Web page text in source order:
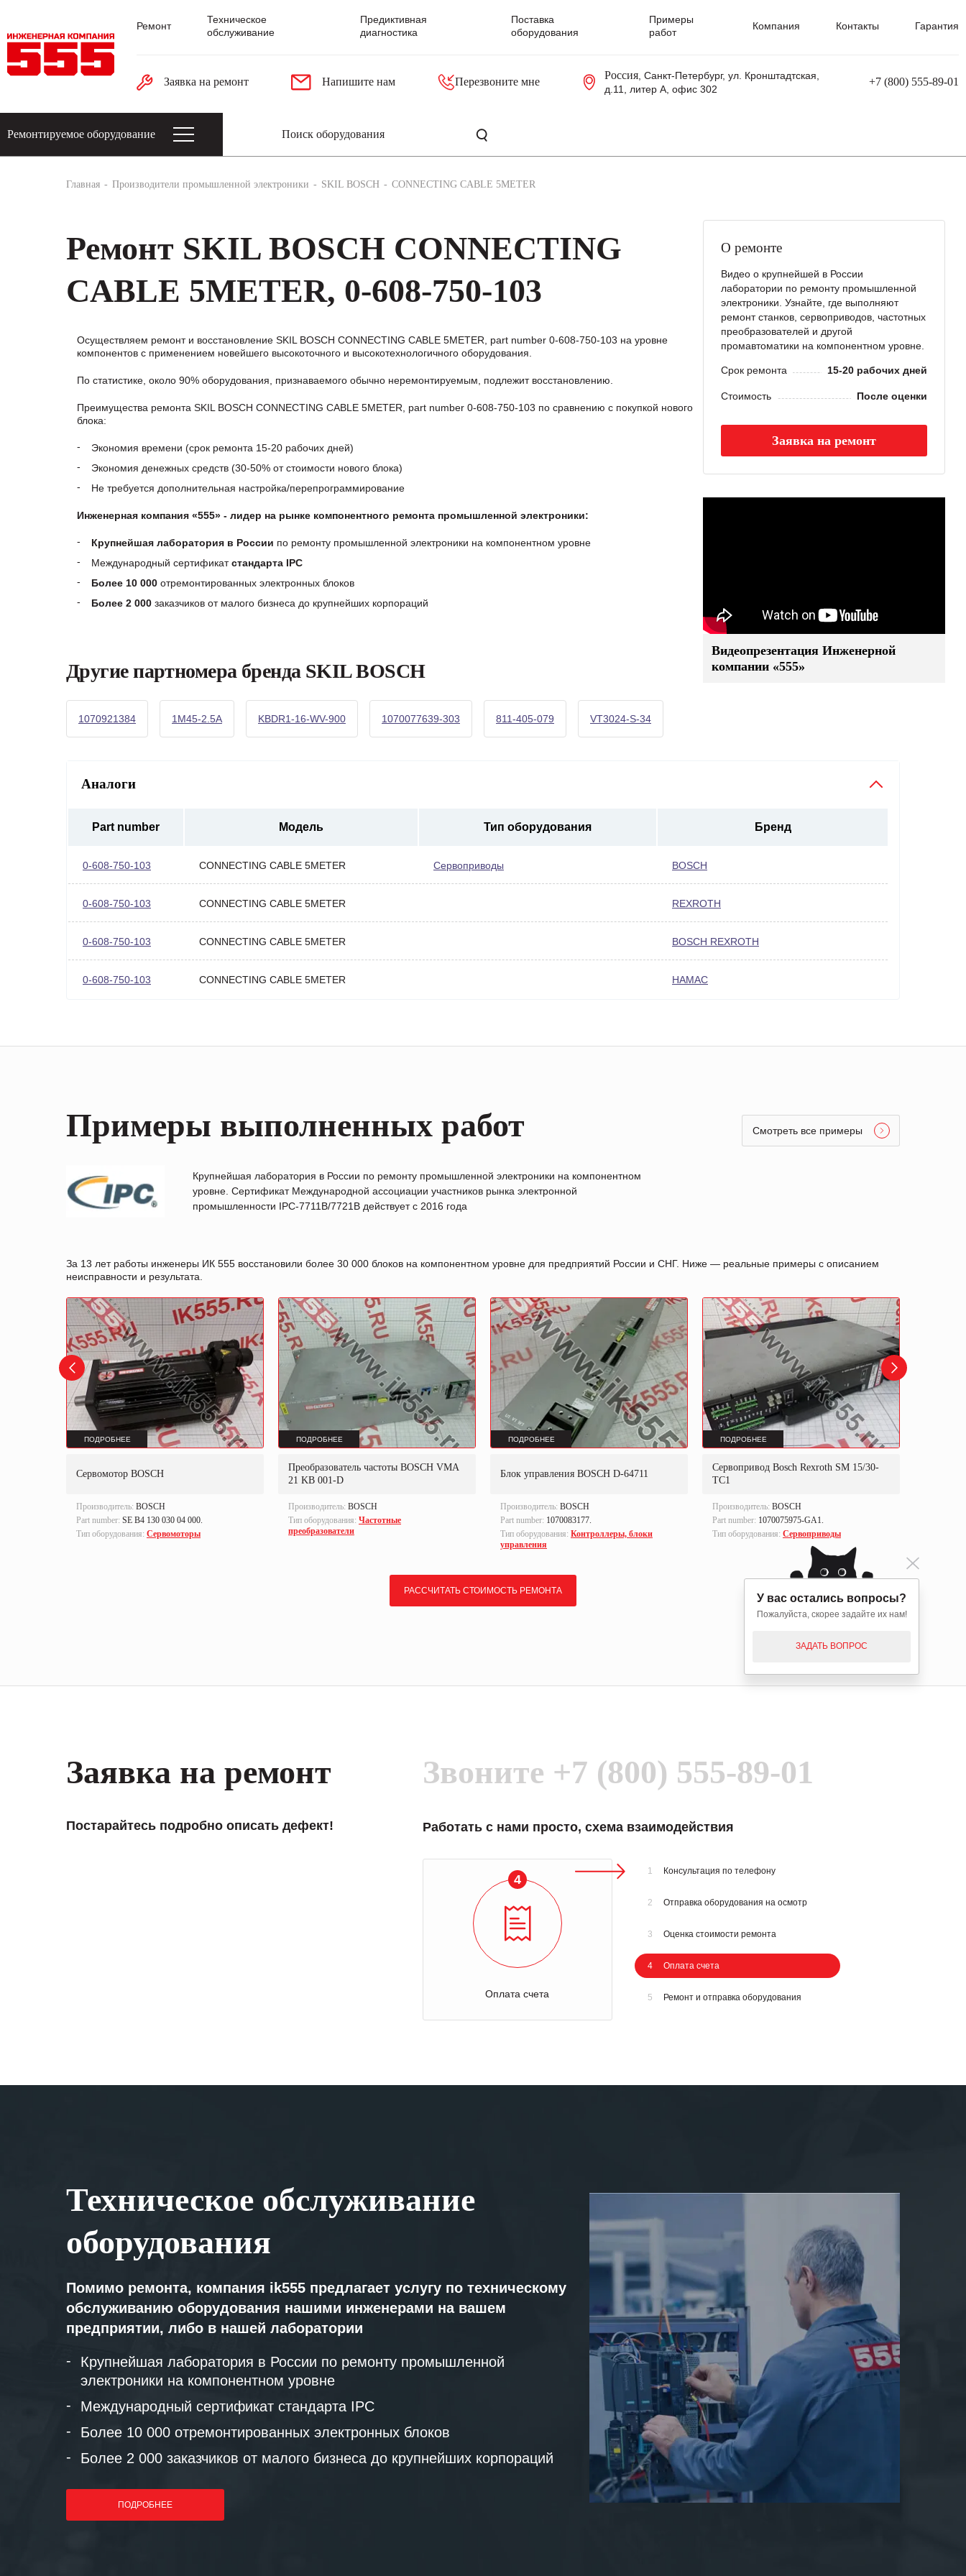
Ремонт
Техническое
обслуживание
Предиктивная
диагностика
Поставка
оборудования
Примеры
работ
Компания Контакты Гарантия
Заявка на ремонт Напишите нам Перезвоните мне
Россия, Санкт-Петербург, ул. Кронштадтская,
д.11, литер А, офис 302
+7 (800) 555-89-01
Ремонтируемое оборудование
Главная Производители промышленной электроники SKIL BOSCH CONNECTING CABLE 5METER
Ремонт SKIL BOSCH CONNECTING
CABLE 5METER, 0-608-750-103
Осуществляем ремонт и восстановление SKIL BOSCH CONNECTING CABLE 5METER, part number 0-608-750-103 на уровне
компонентов с применением новейшего высокоточного и высокотехнологичного оборудования.
По статистике, около 90% оборудования, признаваемого обычно неремонтируемым, подлежит восстановлению.
Преимущества ремонта SKIL BOSCH CONNECTING CABLE 5METER, part number 0-608-750-103 по сравнению с покупкой нового
блока:
Экономия времени (срок ремонта 15-20 рабочих дней)
Экономия денежных средств (30-50% от стоимости нового блока)
Не требуется дополнительная настройка/перепрограммирование
Инженерная компания «555» - лидер на рынке компонентного ремонта промышленной электроники:
Крупнейшая лаборатория в России по ремонту промышленной электроники на компонентном уровне
Международный сертификатстандарта IPC
Более 10 000 отремонтированных электронных блоков
Более 2 000 заказчиков от малого бизнеса до крупнейших корпораций
Другие партномера бренда SKIL BOSCH
1070921384 1M45-2.5A KBDR1-16-WV-900 1070077639-303 811-405-079 VT3024-S-34
О ремонте
Видео о крупнейшей в России
лаборатории по ремонту промышленной
электроники. Узнайте, где выполняют
ремонт станков, сервоприводов, частотных
преобразователей и другой
промавтоматики на компонентном уровне.
Срок ремонта 15-20 рабочих дней
Стоимость После оценки
Заявка на ремонт
Видеопрезентация Инженерной
компании «555»
Аналоги
Part number Модель Тип оборудования Бренд
0-608-750-103 CONNECTING CABLE 5METER Сервоприводы BOSCH
0-608-750-103 CONNECTING CABLE 5METER REXROTH
0-608-750-103 CONNECTING CABLE 5METER BOSCH REXROTH
0-608-750-103 CONNECTING CABLE 5METER HAMAC
Примеры выполненных работ
Крупнейшая лаборатория в России по ремонту промышленной электроники на компонентном
уровне. Сертификат Международной ассоциации участников рынка электронной
промышленности IPC-7711B/7721B действует с 2016 года
Смотреть все примеры
За 13 лет работы инженеры ИК 555 восстановили более 30 000 блоков на компонентном уровне для предприятий России и СНГ. Ниже — реальные примеры с описанием
неисправности и результата.
ПОДРОБНЕЕ
Сервомотор BOSCH
Производитель: BOSCH
Part number: SE B4 130 030 04 000.
Тип оборудования: Сервомоторы
ПОДРОБНЕЕ
Преобразователь частоты BOSCH VMA
21 KB 001-D
Производитель: BOSCH
Тип оборудования: Частотные
преобразователи
ПОДРОБНЕЕ
Блок управления BOSCH D-64711
Производитель: BOSCH
Part number: 1070083177.
Тип оборудования: Контроллеры, блоки
управления
ПОДРОБНЕЕ
Сервопривод Bosch Rexroth SM 15/30-
TC1
Производитель: BOSCH
Part number: 1070075975-GA1.
Тип оборудования: Сервоприводы
РАССЧИТАТЬ СТОИМОСТЬ РЕМОНТА
Заявка на ремонт
Постарайтесь подробно описать дефект!
Звоните +7 (800) 555-89-01
Работать с нами просто, схема взаимодействия
4
Оплата счета
1 Консультация по телефону
2 Отправка оборудования на осмотр
3 Оценка стоимости ремонта
4 Оплата счета
5 Ремонт и отправка оборудования
Техническое обслуживание
оборудования
Помимо ремонта, компания ik555 предлагает услугу по техническому
обслуживанию оборудования нашими инженерами на вашем
предприятии, либо в нашей лаборатории
Крупнейшая лаборатория в России по ремонту промышленной
электроники на компонентном уровне
Международный сертификат стандарта IPC
Более 10 000 отремонтированных электронных блоков
Более 2 000 заказчиков от малого бизнеса до крупнейших корпораций
ПОДРОБНЕЕ
У вас остались вопросы?
Пожалуйста, скорее задайте их нам!
ЗАДАТЬ ВОПРОС